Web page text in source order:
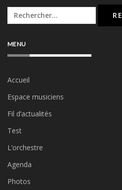
Rechercher :
MENU
Accueil
Espace musiciens
Fil d’actualités
Test
L’orchestre
Agenda
Photos